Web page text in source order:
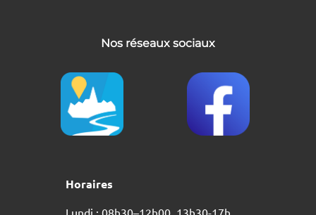
Nos réseaux sociaux
Horaires
Lundi : 08h30–12h00, 13h30-17h